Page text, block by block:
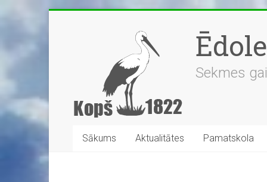
Sekmes
Sākums Aktualitātes Pamatskola